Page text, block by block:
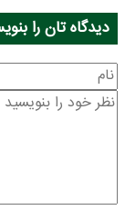
دیدگاه تان را